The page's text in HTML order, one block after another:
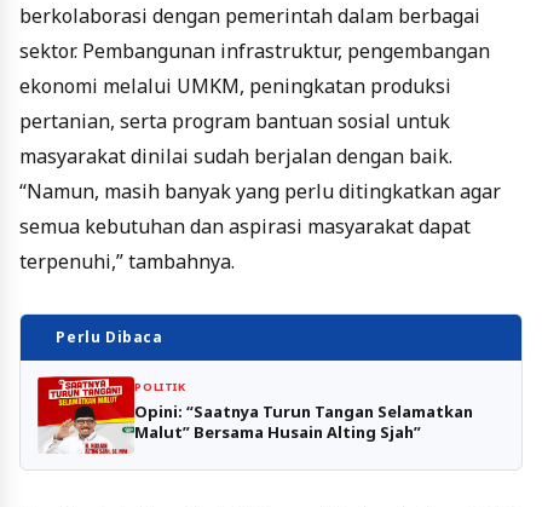
berkolaborasi dengan pemerintah dalam berbagai
sektor. Pembangunan infrastruktur, pengembangan
ekonomi melalui UMKM, peningkatan produksi
pertanian, serta program bantuan sosial untuk
masyarakat dinilai sudah berjalan dengan baik.
“Namun, masih banyak yang perlu ditingkatkan agar
semua kebutuhan dan aspirasi masyarakat dapat
terpenuhi,” tambahnya.
Perlu Dibaca
POLITIK
Opini: “Saatnya Turun Tangan Selamatkan
Malut” Bersama Husain Alting Sjah”